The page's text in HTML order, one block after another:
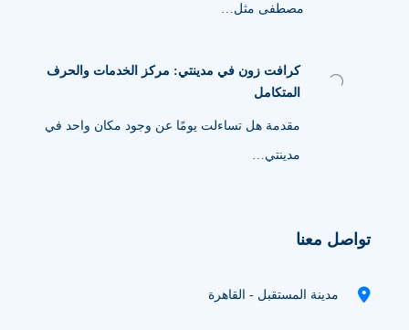
مصطفى مثل…
كرافت زون في مدينتي: مركز الخدمات والحرف
المتكامل
مقدمة هل تساءلت يومًا عن وجود مكان واحد في
مدينتي…
تواصل معنا
مدينة المستقبل - القاهرة